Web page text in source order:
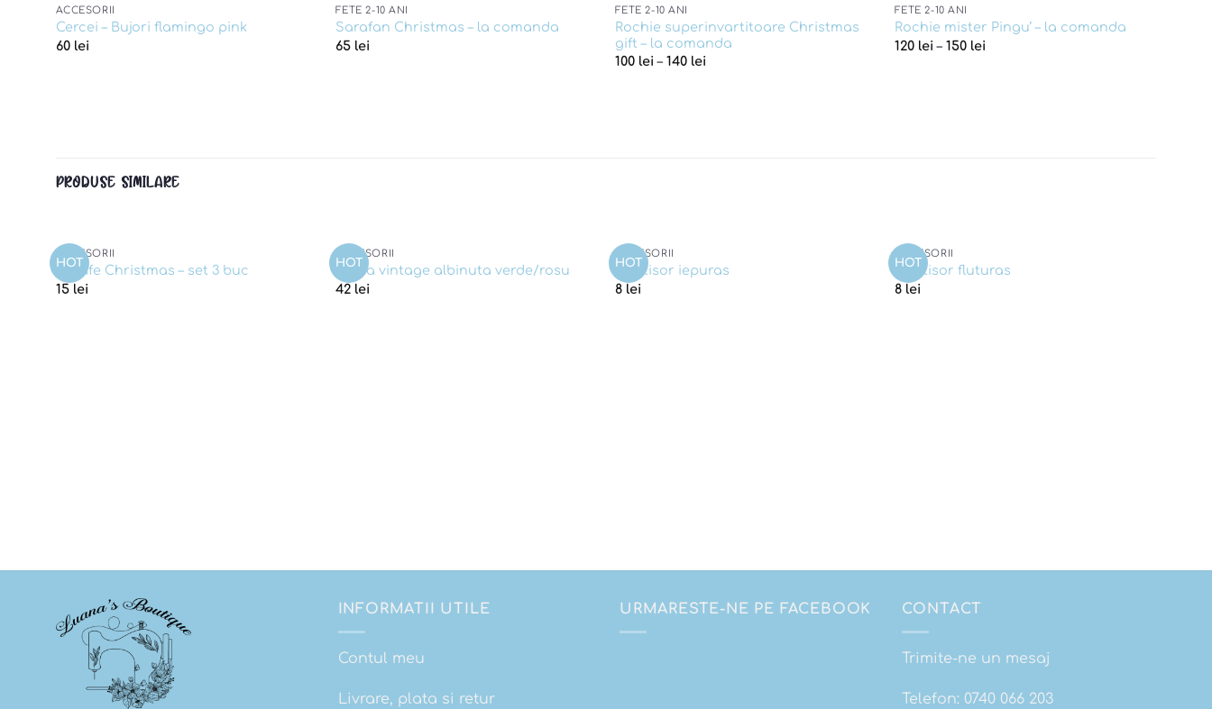
ACCESORII
Cercei – Bujori flamingo pink
60 lei
FETE 2-10 ANI
Sarafan Christmas – la comanda
65 lei
FETE 2-10 ANI
Rochie superinvartitoare Christmas
gift – la comanda
100 lei – 140 lei
FETE 2-10 ANI
Rochie mister Pingu’ – la comanda
120 lei – 150 lei
PRODUSE SIMILARE
HOT
ACCESORII
Agrafe Christmas – set 3 buc
15 lei
HOT
Add to
wishlist
ACCESORII
Brosa vintage albinuta verde/rosu
42 lei
HOT
ACCESORII
Martisor iepuras
8 lei
HOT
ACCESORII
Martisor fluturas
8 lei
INFORMATII UTILE
Contul meu
Livrare, plata si retur
URMARESTE-NE PE FACEBOOK CONTACT
Trimite-ne un mesaj
Telefon: 0740 066 203